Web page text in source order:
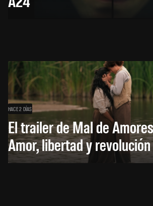
HACE 2 DÍAS
El trailer de Mal de
Amor, libertad y revolución